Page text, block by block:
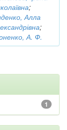
;
Алла
;
А. Ф.
1